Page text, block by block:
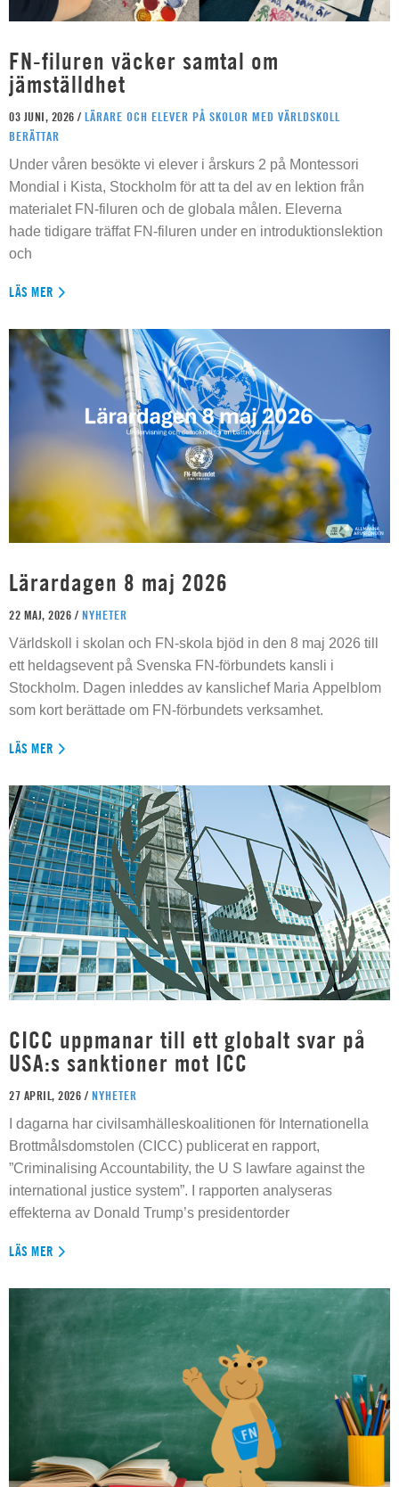
FN-filuren väcker samtal om
jämställdhet
03 JUNI, 2026 / LÄRARE OCH ELEVER PÅ SKOLOR MED VÄRLDSKOLL
BERÄTTAR
Under våren besökte vi elever i årskurs 2 på Montessori
Mondial i Kista, Stockholm för att ta del av en lektion från
materialet FN-filuren och de globala målen. Eleverna
hade tidigare träffat FN-filuren under en introduktionslektion
och
LÄS MER
Lärardagen 8 maj 2026
22 MAJ, 2026 / NYHETER
Världskoll i skolan och FN-skola bjöd in den 8 maj 2026 till
ett heldagsevent på Svenska FN-förbundets kansli i
Stockholm. Dagen inleddes av kanslichef Maria Appelblom
som kort berättade om FN-förbundets verksamhet.
LÄS MER
CICC uppmanar till ett globalt svar på
USA:s sanktioner mot ICC
27 APRIL, 2026 / NYHETER
I dagarna har civilsamhälleskoalitionen för Internationella
Brottmålsdomstolen (CICC) publicerat en rapport,
”Criminalising Accountability, the U S lawfare against the
international justice system”. I rapporten analyseras
effekterna av Donald Trump’s presidentorder
LÄS MER